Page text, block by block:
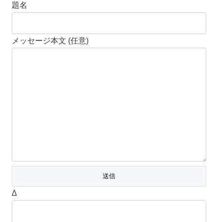
題名
メッセージ本文 (任意)
Δ